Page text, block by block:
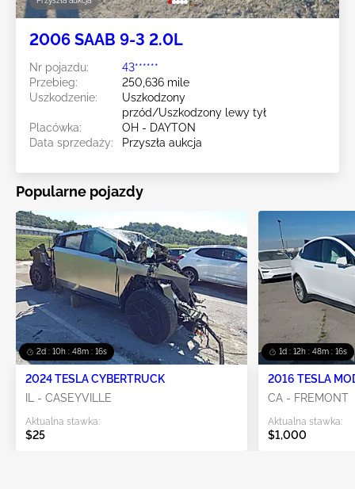
2006 SAAB 9-3 2.0L
Nr pojazdu:
43******
Przebieg:
250,636 mile
Uszkodzenie:
Uszkodzony
przód/Uszkodzony lewy tył
Placówka:
OH - DAYTON
Data sprzedaży:
Przyszła aukcja
Popularne pojazdy
2d : 10h : 48m : 15s
2024 TESLA CYBERTRUCK
IL - CASEYVILLE
Aktualna stawka:
$25
1d : 12h : 48m : 15s
2016 TESLA
CA - FREMONT
Aktualna stawka:
$1,000